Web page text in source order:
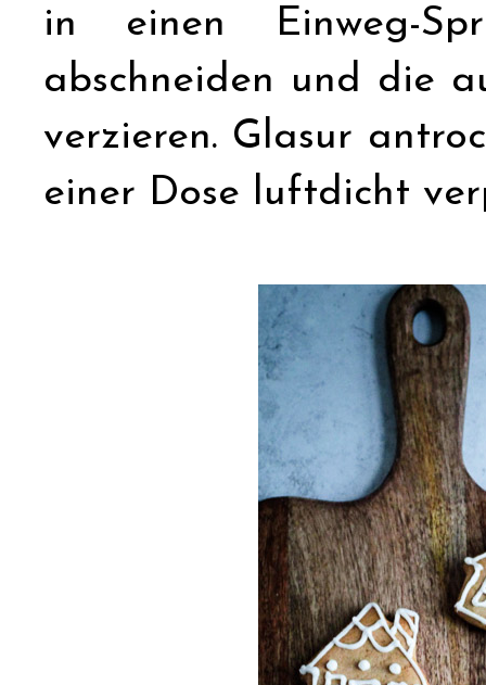
in einen Einweg-
abschneiden und die
verzieren. Glasur
einer Dose luftdicht